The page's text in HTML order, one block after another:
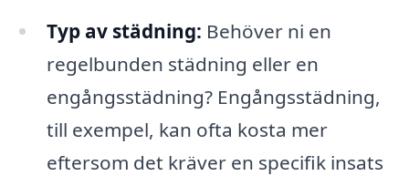
Typ av städning: Behöver ni en
regelbunden städning eller en
engångsstädning? Engångsstädning,
till exempel, kan ofta kosta mer
eftersom det kräver en specifik insats